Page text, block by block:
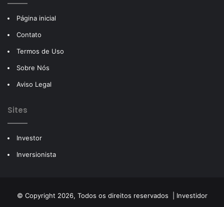
Página inicial
Contato
Termos de Uso
Sobre Nós
Aviso Legal
Sites
Investor
Inversionista
© Copyright 2026, Todos os direitos reservados | Investidor